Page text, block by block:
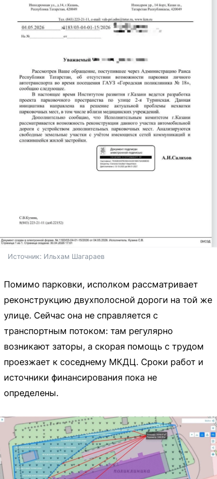
Источник: Ильхам Шагараев
Помимо парковки, исполком рассматривает
реконструкцию двухполосной дороги на той же
улице. Сейчас она не справляется с
транспортным потоком: там регулярно
возникают заторы, а скорая помощь с трудом
проезжает к соседнему МКДЦ. Сроки работ и
источники финансирования пока не
определены.